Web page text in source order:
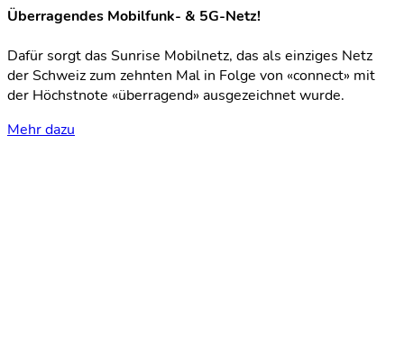
Überragendes Mobilfunk- & 5G-Netz!
Dafür sorgt das Sunrise Mobilnetz, das als einziges Netz
der Schweiz zum zehnten Mal in Folge von «connect» mit
der Höchstnote «überragend» ausgezeichnet wurde.
Mehr dazu